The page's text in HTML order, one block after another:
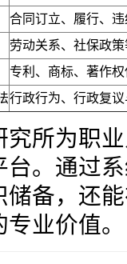
合同订立、履行、
劳动关系、社保政策
专利、商标、著作
行政行为、行政复
究所为职
台。通过
储备，还
业价值。